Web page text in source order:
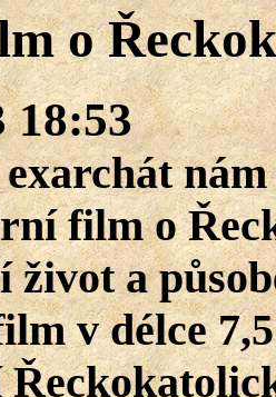
o
18:53
film o
život a
v délce